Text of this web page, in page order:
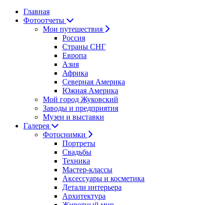
Главная
Фотоотчеты
Мои путешествия
Россия
Страны СНГ
Европа
Азия
Африка
Северная Америка
Южная Америка
Мой город Жуковский
Заводы и предприятия
Музеи и выставки
Галерея
Фотоснимки
Портреты
Свадьбы
Техника
Мастер-классы
Аксессуары и косметика
Детали интерьера
Архитектура